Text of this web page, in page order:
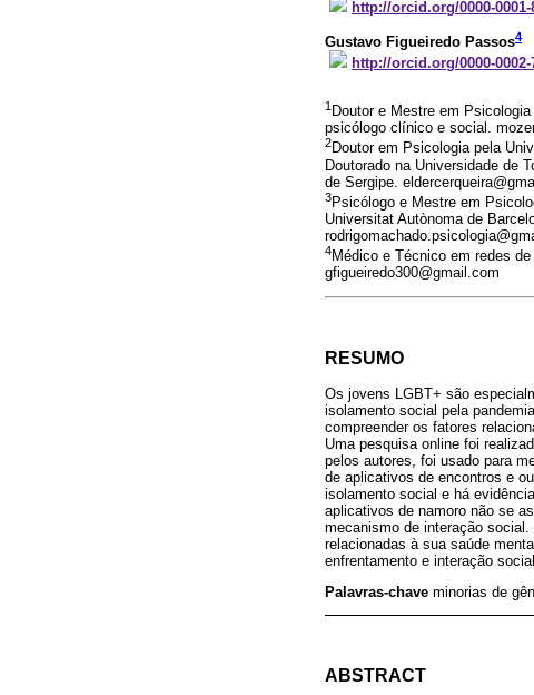
http://orcid.org/0000-0001-
Gustavo Figueiredo Passos4
http://orcid.org/0000-0002-
1 Doutor e Mestre em
psicólogo clínico e social.
2Doutor em Psicologia pela
Doutorado na Universidade de
de Sergipe.
3Psicólogo e Mestre em
Universitat Autònoma de
4Médico e Técnico em redes
gfigueiredo300@gmail.com
RESUMO
Os jovens LGBT+ são
isolamento social pela
compreender os fatores
Uma pesquisa online foi
pelos autores, foi usado para
de aplicativos de encontros e
isolamento social e há
aplicativos de namoro não se
mecanismo de interação
relacionadas à sua saúde
enfrentamento e interação
Palavras-chave minorias de
ABSTRACT